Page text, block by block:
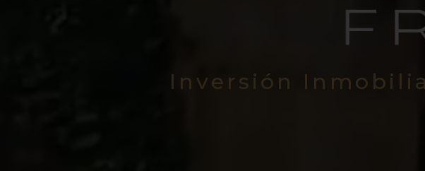
Inversión